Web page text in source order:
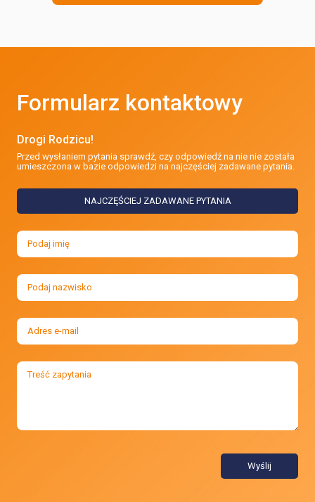
Formularz kontaktowy
Drogi Rodzicu!
Przed wysłaniem pytania sprawdź, czy odpowiedź na nie nie została
umieszczona w bazie odpowiedzi na najczęściej zadawane pytania.
NAJCZĘŚCIEJ ZADAWANE PYTANIA
Wyślij